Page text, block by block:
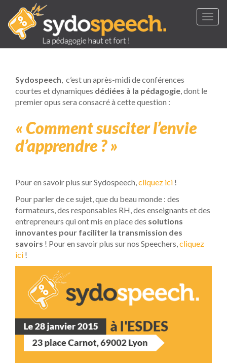
Sydospeech , c’est un après-midi de conférences
courtes et dynamiques dédiées à la pédagogie , dont le
premier opus sera consacré à cette question :
« Comment susciter l’envie
d’apprendre ? »
Pour en savoir plus sur Sydospeech, cliquez ici !
Pour parler de ce sujet, que du beau monde : des
formateurs, des responsables RH, des enseignants et des
entrepreneurs qui ont mis en place des solutions
innovantes pour faciliter la transmission des
savoirs ! Pour en savoir plus sur nos Speechers, cliquez
ici !